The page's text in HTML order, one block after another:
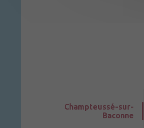
Champteussé-sur-
Baconne